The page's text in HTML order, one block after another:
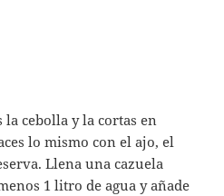
cebolla y la cortas en
lo mismo con el ajo, el
Llena una cazuela
1 litro de agua y añade